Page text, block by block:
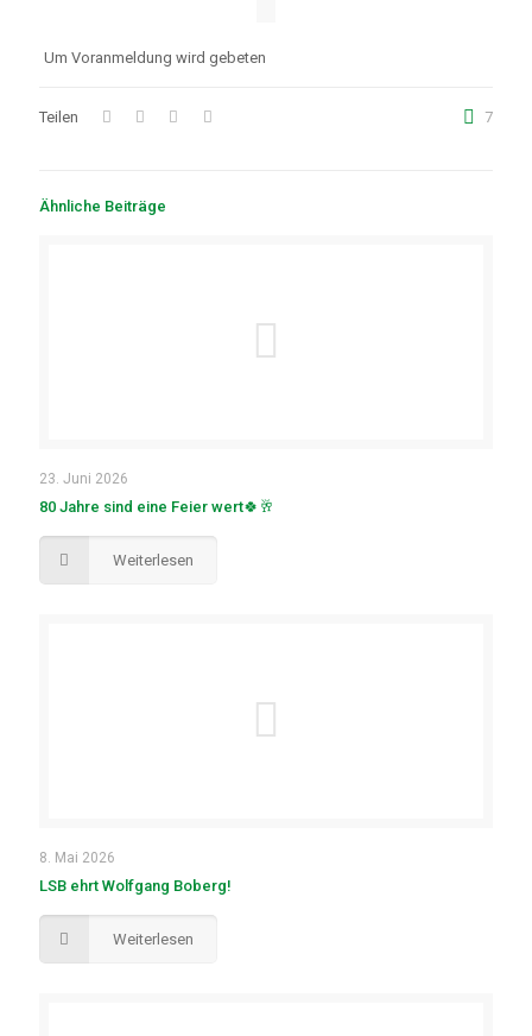
Um Voranmeldung wird gebeten
Teilen 7
Ähnliche Beiträge
23. Juni 2026
80 Jahre sind eine Feier wert🍀🥂
Weiterlesen
8. Mai 2026
LSB ehrt Wolfgang Boberg!
Weiterlesen